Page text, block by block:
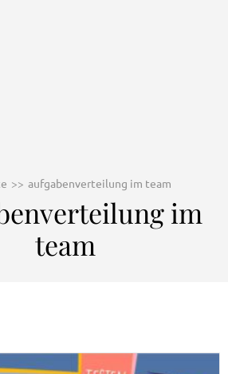
>> aufgabenverteilung im team
im
team